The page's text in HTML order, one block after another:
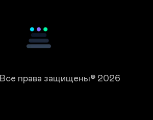
Все права защищены© 2026